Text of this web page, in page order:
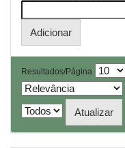
Resultados/Página